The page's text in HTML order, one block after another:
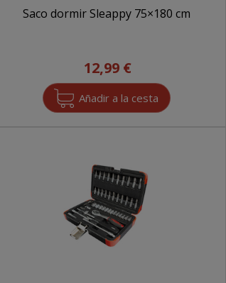
Saco dormir Sleappy 75×180 cm
12,99 €